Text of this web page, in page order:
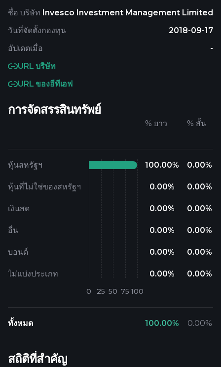
ชื่อ บริษัท Invesco Investment Management Limited
วันที่จัดตั้งกองทุน
2018-09-17
อัปเดตเมื่อ
-
URL บริษัท
URL ของอีทีเอฟ
สถิติที่สำคัญ
การจัดสรรสินทรัพย์
% ยาว % สั้น
หุ้นสหรัฐฯ 100.00% 0.00%
หุ้นที่ไม่ใช่ของสหรัฐฯ 0.00% 0.00%
เงินสด 0.00% 0.00%
อื่น 0.00% 0.00%
บอนด์ 0.00% 0.00%
ไม่แบ่งประเภท 0.00% 0.00%
ทั้งหมด 100.00% 0.00%